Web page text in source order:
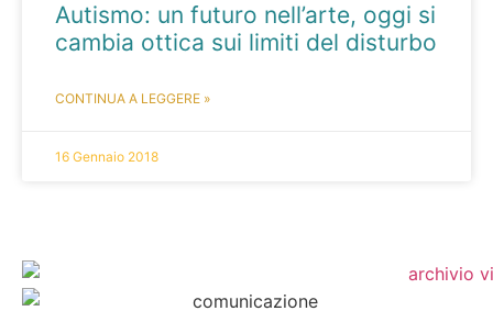
Autismo: un futuro nell’arte, oggi si
cambia ottica sui limiti del disturbo
CONTINUA A LEGGERE »
16 Gennaio 2018